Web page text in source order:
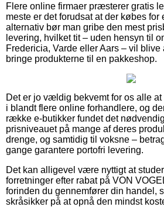
Flere online firmaer præsterer gratis
meste er det forudsat at der købes for
alternativ bør man gribe den mest
levering, hvilket tit – uden hensyn til
Fredericia, Varde eller Aars – vil blive
bringe produkterne til en pakkeshop.
Det er jo vældig bekvemt for os alle
i blandt flere online forhandlere, og
række e-butikker fundet det
prisniveauet på mange af deres
drenge, og samtidig til voksne –
gange garantere portofri levering.
Det kan alligevel være nyttigt at
forretninger efter rabat på VON
forinden du gennemfører din handel,
skråsikker på at opnå den mindst